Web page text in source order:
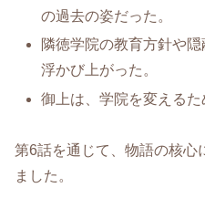
の過去の姿だった。
隣徳学院の教育方針や
浮かび上がった。
御上は、学院を変えるた
第6話を通じて、物語の核心
ました。